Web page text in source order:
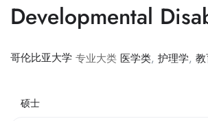
Developmental
哥伦比亚大学 专业大类 医学类, 护理学,
硕士